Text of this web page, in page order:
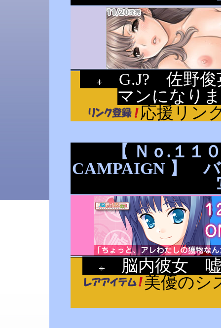
G.J? 佐野俊
マンになり
応援リン
【 Ｎｏ.１１
CAMPAIGN 】 バ
脳内彼女 嘘
美優のシ